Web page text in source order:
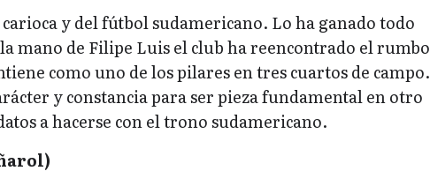
y del fútbol sudamericano. Lo ha ganado todo
mano de Filipe Luis el club ha reencontrado el rumbo
como uno de los pilares en tres cuartos de campo.
y constancia para ser pieza fundamental en otro
a hacerse con el trono sudamericano.